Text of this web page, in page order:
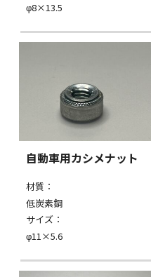
φ8×13.5
自動車用カシメナット
材質：
低炭素鋼
サイズ：
φ11×5.6